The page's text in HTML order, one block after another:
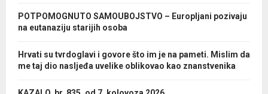
POTPOMOGNUTO SAMOUBOJSTVO – Europljani pozivaju
na eutanaziju starijih osoba
Hrvati su tvrdoglavi i govore što im je na pameti. Mislim da
me taj dio nasljeđa uvelike oblikovao kao znanstvenika